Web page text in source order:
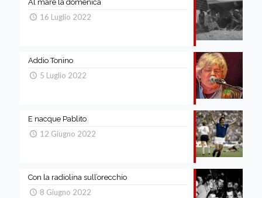
Al mare la domenica
16 Luglio 2022
Addio Tonino
5 Luglio 2022
E nacque Pablito
12 Giugno 2022
Con la radiolina sull’orecchio
8 Giugno 2022